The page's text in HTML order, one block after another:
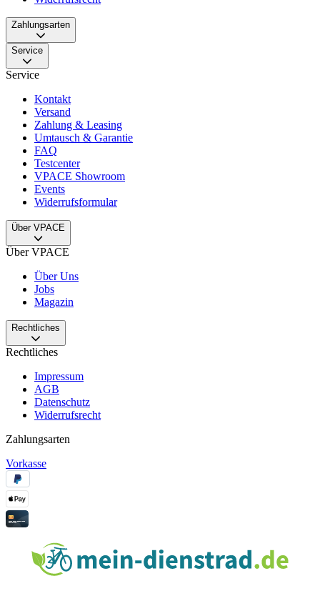
Zahlungsarten
Service
Service
Kontakt
Versand
Zahlung & Leasing
Umtausch & Garantie
FAQ
Testcenter
VPACE Showroom
Events
Widerrufsformular
Über VPACE
Über VPACE
Über Uns
Jobs
Magazin
Rechtliches
Rechtliches
Impressum
AGB
Datenschutz
Widerrufsrecht
Zahlungsarten
Vorkasse